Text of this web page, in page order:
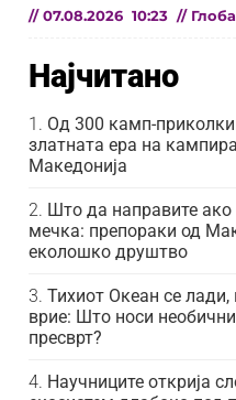
// 07.08.2026 10:23 //
Најчитано
Од 300 камп-приколки
златната ера на
Македонија
Што да направите ако
мечка: препораки од
еколошко друштво
Тихиот Океан се лади,
врие: Што носи
пресврт?
Научниците открија